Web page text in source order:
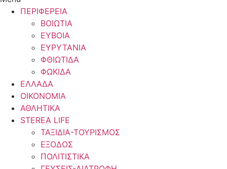
ΠΕΡΙΦΕΡΕΙΑ
ΒΟΙΩΤΙΑ
ΕΥΒΟΙΑ
ΕΥΡΥΤΑΝΙΑ
ΦΘΙΩΤΙΔΑ
ΦΩΚΙΔΑ
ΕΛΛΑΔΑ
ΟΙΚΟΝΟΜΙΑ
ΑΘΛΗΤΙΚΑ
STEREA LIFE
ΤΑΞΙΔΙΑ-ΤΟΥΡΙΣΜΟΣ
ΕΞΟΔΟΣ
ΠΟΛΙΤΙΣΤΙΚΑ